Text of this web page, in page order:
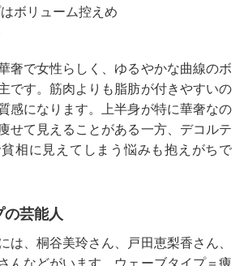
ボリューム控えめ
奢で女性らしく、ゆるやかな曲線のボ
です。筋肉よりも脂肪が付きやすいの
感になります。上半身が特に華奢なの
せて見えることがある一方、デコルテ
相に見えてしまう悩みも抱えがちで
の芸能人
は、桐谷美玲さん、戸田恵梨香さん、